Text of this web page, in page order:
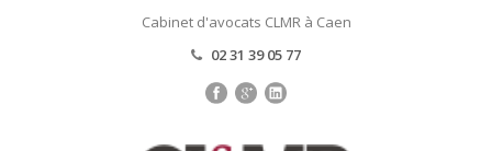
Cabinet d'avocats CLMR à Caen
02 31 39 05 77